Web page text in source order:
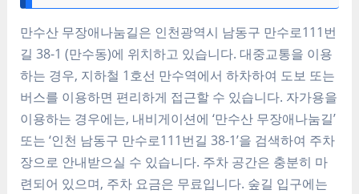
만수산 무장애나눔길은 인천광역시 남동구 만수로111번
길 38-1 (만수동)에 위치하고 있습니다. 대중교통을 이용
하는 경우, 지하철 1호선 만수역에서 하차하여 도보 또는
버스를 이용하면 편리하게 접근할 수 있습니다. 자가용을
이용하는 경우에는, 내비게이션에 ‘만수산 무장애나눔길’
또는 ‘인천 남동구 만수로111번길 38-1’을 검색하여 주차
장으로 안내받으실 수 있습니다. 주차 공간은 충분히 마
련되어 있으며, 주차 요금은 무료입니다. 숲길 입구에는